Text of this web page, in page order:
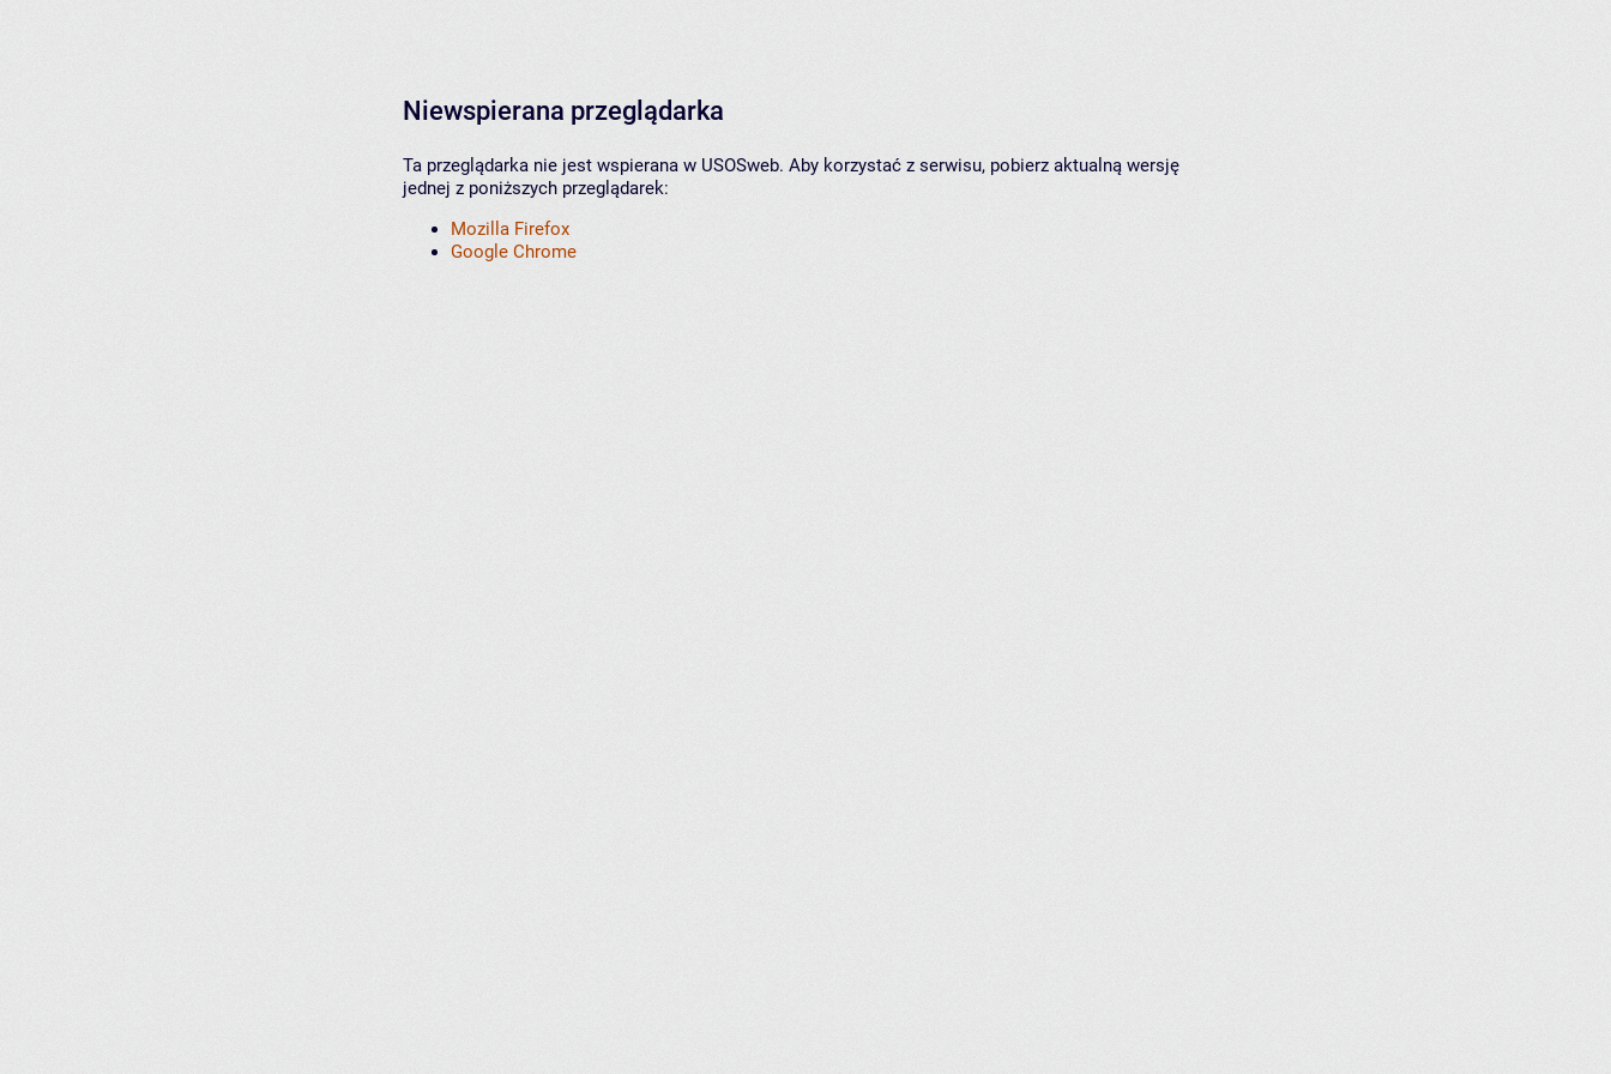
Niewspierana przeglądarka
Ta przeglądarka nie jest wspierana w USOSweb. Aby korzystać z serwisu, pobierz aktualną wersję
jednej z poniższych przeglądarek:
Mozilla Firefox
Google Chrome